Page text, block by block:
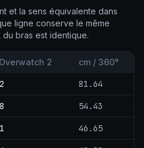
et la sens équivalente dans
ligne conserve le même
bras est identique.
2 cm / 360°
81.64
54.43
46.65